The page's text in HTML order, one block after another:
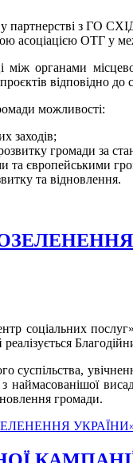
партнерстві з ГО
асоціацією ОТГ у
органами
відповідно
можливості:
заходів;
громади за
та європейськими
та відновлення.
соціальних
суспільства,
з наймасованішої
громади.